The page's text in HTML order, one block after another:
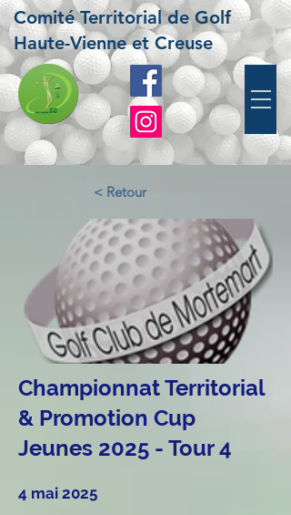
Comité Territorial de Golf
Haute-Vienne et Creuse
< Retour
Championnat Territorial
& Promotion Cup
Jeunes 2025 - Tour 4
4 mai 2025